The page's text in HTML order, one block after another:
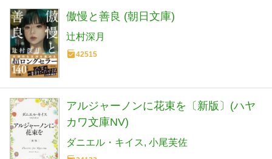
傲慢と善良 (朝日文庫)
辻村深月
42515
アルジャーノンに花束を〔新版〕(ハヤ
カワ文庫NV)
ダニエル・キイス 小尾芙佐